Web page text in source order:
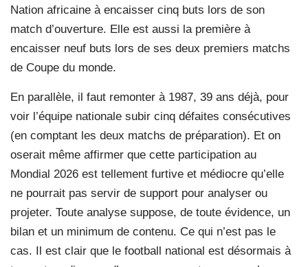
Nation africaine à encaisser cinq buts lors de son
match d’ouverture. Elle est aussi la première à
encaisser neuf buts lors de ses deux premiers matchs
de Coupe du monde.
En parallèle, il faut remonter à 1987, 39 ans déjà, pour
voir l’équipe nationale subir cinq défaites consécutives
(en comptant les deux matchs de préparation). Et on
oserait même affirmer que cette participation au
Mondial 2026 est tellement furtive et médiocre qu’elle
ne pourrait pas servir de support pour analyser ou
projeter. Toute analyse suppose, de toute évidence, un
bilan et un minimum de contenu. Ce qui n’est pas le
cas. Il est clair que le football national est désormais à